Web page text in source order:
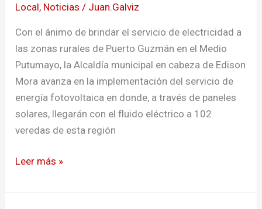
Local, Noticias / Juan.Galviz
Con el ánimo de brindar el servicio de electricidad a
las zonas rurales de Puerto Guzmán en el Medio
Putumayo, la Alcaldía municipal en cabeza de Edison
Mora avanza en la implementación del servicio de
energía fotovoltaica en donde, a través de paneles
solares, llegarán con el fluido eléctrico a 102
veredas de esta región
Guzmán
Leer más »